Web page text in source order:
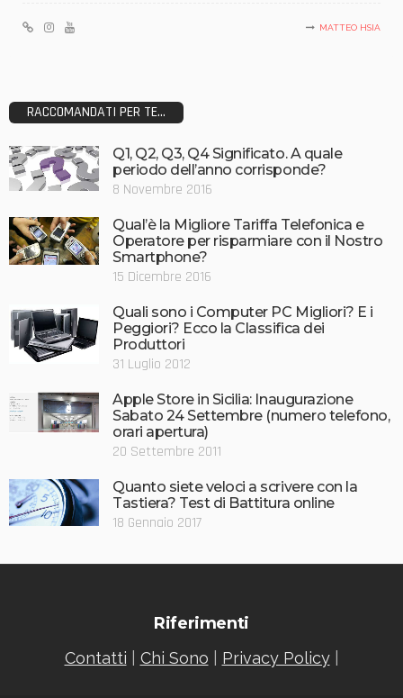
MATTEO HSIA
RACCOMANDATI PER TE...
Q1, Q2, Q3, Q4 Significato. A quale
periodo dell’anno corrisponde?
8 Novembre 2016
Qual’è la Migliore Tariffa Telefonica e
Operatore per risparmiare con il Nostro
Smartphone?
15 Dicembre 2016
Quali sono i Computer PC Migliori? E i
Peggiori? Ecco la Classifica dei
Produttori
31 Luglio 2012
Apple Store in Sicilia: Inaugurazione
Sabato 24 Settembre (numero telefono,
orari apertura)
20 Settembre 2011
Quanto siete veloci a scrivere con la
Tastiera? Test di Battitura online
18 Gennaio 2017
Riferimenti
Contatti Chi Sono Privacy Policy|